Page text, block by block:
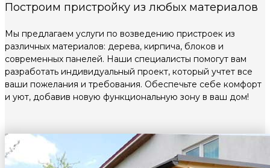
Построим пристройку из любых материалов
Мы предлагаем услуги по возведению пристроек из
различных материалов: дерева, кирпича, блоков и
современных панелей. Наши специалисты помогут вам
разработать индивидуальный проект, который учтет все
ваши пожелания и требования. Обеспечьте себе комфорт
и уют, добавив новую функциональную зону в ваш дом!